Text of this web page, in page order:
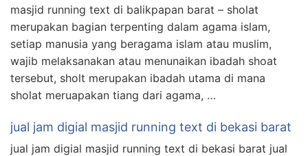
masjid running text di balikpapan barat – sholat
merupakan bagian terpenting dalam agama islam,
setiap manusia yang beragama islam atau muslim,
wajib melaksanakan atau menunaikan ibadah shoat
tersebut, sholt merupakan ibadah utama di mana
sholat meruapakan tiang dari agama, …
jual jam digial masjid running text di bekasi barat
jual jam digial masjid running text di bekasi barat jual